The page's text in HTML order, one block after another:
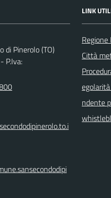
di Pinerolo (TO)
P.Iva:
LINK
Città
ndente